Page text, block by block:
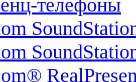
телефоны